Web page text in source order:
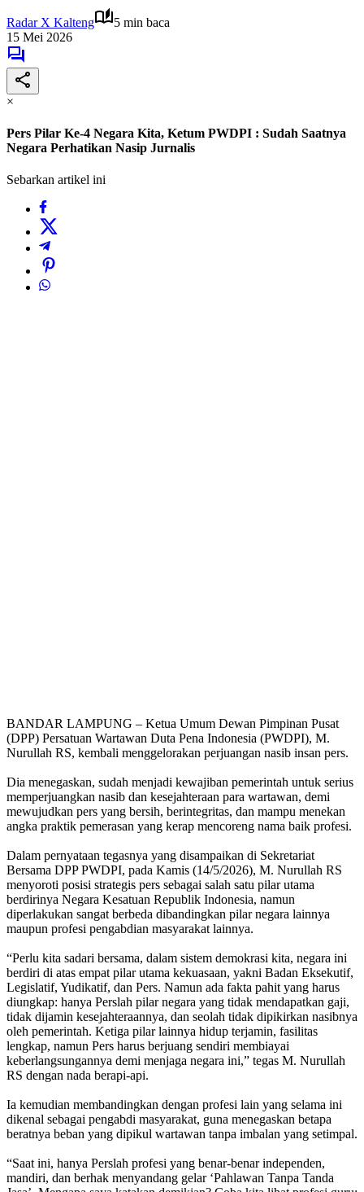
Radar X Kalteng
5 min baca
15 Mei 2026
×
Pers Pilar Ke-4 Negara Kita, Ketum PWDPI : Sudah Saatnya
Negara Perhatikan Nasip Jurnalis
Sebarkan artikel ini
BANDAR LAMPUNG – Ketua Umum Dewan Pimpinan Pusat
(DPP) Persatuan Wartawan Duta Pena Indonesia (PWDPI), M.
Nurullah RS, kembali menggelorakan perjuangan nasib insan pers.
Dia menegaskan, sudah menjadi kewajiban pemerintah untuk serius
memperjuangkan nasib dan kesejahteraan para wartawan, demi
mewujudkan pers yang bersih, berintegritas, dan mampu menekan
angka praktik pemerasan yang kerap mencoreng nama baik profesi.
Dalam pernyataan tegasnya yang disampaikan di Sekretariat
Bersama DPP PWDPI, pada Kamis (14/5/2026), M. Nurullah RS
menyoroti posisi strategis pers sebagai salah satu pilar utama
berdirinya Negara Kesatuan Republik Indonesia, namun
diperlakukan sangat berbeda dibandingkan pilar negara lainnya
maupun profesi pengabdian masyarakat lainnya.
“Perlu kita sadari bersama, dalam sistem demokrasi kita, negara ini
berdiri di atas empat pilar utama kekuasaan, yakni Badan Eksekutif,
Legislatif, Yudikatif, dan Pers. Namun ada fakta pahit yang harus
diungkap: hanya Perslah pilar negara yang tidak mendapatkan gaji,
tidak dijamin kesejahteraannya, dan seolah tidak dipikirkan nasibnya
oleh pemerintah. Ketiga pilar lainnya hidup terjamin, fasilitas
lengkap, namun Pers harus berjuang sendiri membiayai
keberlangsungannya demi menjaga negara ini,” tegas M. Nurullah
RS dengan nada berapi-api.
Ia kemudian membandingkan dengan profesi lain yang selama ini
dikenal sebagai pengabdi masyarakat, guna menegaskan betapa
beratnya beban yang dipikul wartawan tanpa imbalan yang setimpal.
“Saat ini, hanya Perslah profesi yang benar-benar independen,
mandiri, dan berhak menyandang gelar ‘Pahlawan Tanpa Tanda